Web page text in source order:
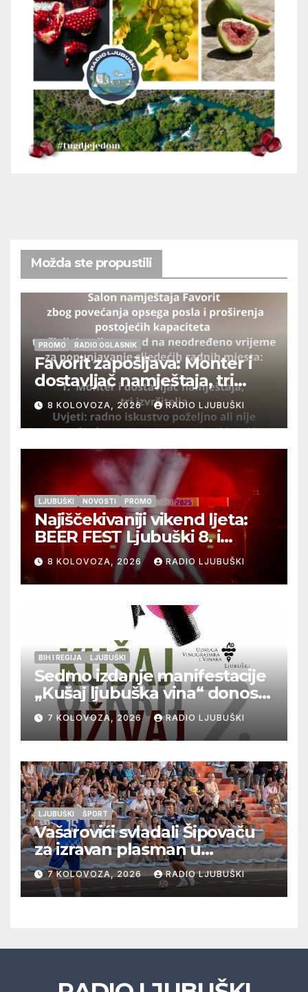
Možda ste propustili
PROMO RADIO OGLASNIK
Favorit zapošljava: Monter i
dostavljač namještaja, tri
izvršitelja
8 KOLOVOZA, 2026 RADIO LJUBUŠKI
LJUBUŠKI NOVOSTI PROMO
Najiščekivaniji vikend ljeta:
BEER FEST Ljubuški 8. i
9.kolovoza
8 KOLOVOZA, 2026 RADIO LJUBUŠKI
BIH I REGIJA LJUBUŠKI
Sedmo izdanje manifestacije
„Kušaj ljubuška vina“ donosi
vrhunska vina, gastronomiju i
glazbu
7 KOLOVOZA, 2026 RADIO LJUBUŠKI
LJUBUŠKI ŠPORT
Vašarovići svladali Šipovaču
za izravan plasman u
četvrtfinale, Grab izborio
prolazak dalje, Klobuk ispao,
večeras počinje četvrtfinale
7 KOLOVOZA, 2026 RADIO LJUBUŠKI